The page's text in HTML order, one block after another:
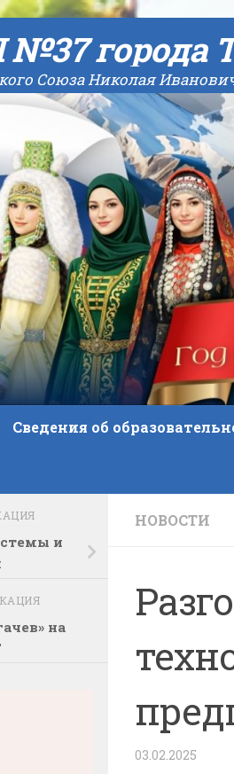
города
Союза Николая
Сведения об
НОВОСТИ
03.02.2025
и
на